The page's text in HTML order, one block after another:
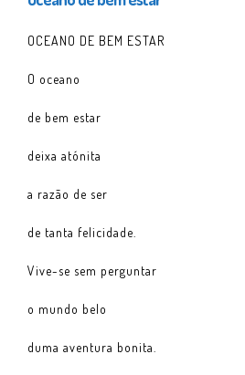
OCEANO DE BEM ESTAR
O oceano
de bem estar
deixa atónita
a razão de ser
de tanta felicidade.
Vive-se sem perguntar
o mundo belo
duma aventura bonita.